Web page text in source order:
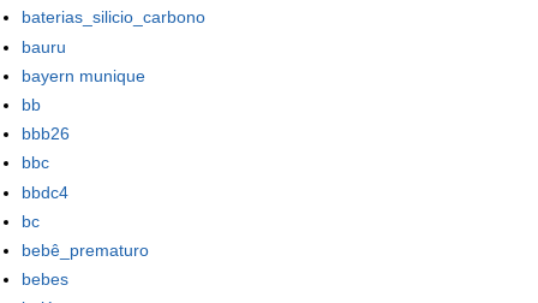
baterias_silicio_carbono
bauru
bayern munique
bb
bbb26
bbc
bbdc4
bc
bebê_prematuro
bebes